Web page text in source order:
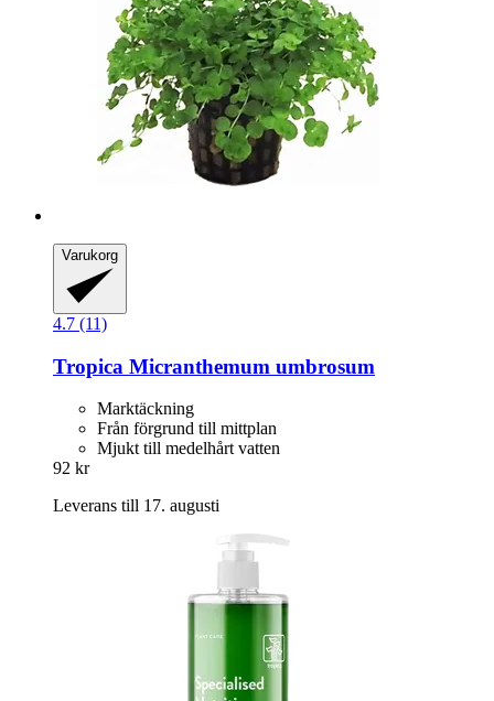
Varukorg
4.7 (11)
Tropica Micranthemum umbrosum
Marktäckning
Från förgrund till mittplan
Mjukt till medelhårt vatten
92 kr
Leverans till 17. augusti